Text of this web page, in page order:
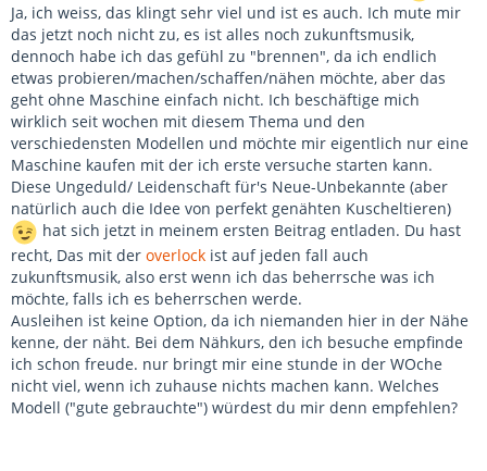
Ja, ich weiss, das klingt sehr viel und ist es auch. Ich mute mir
das jetzt noch nicht zu, es ist alles noch zukunftsmusik,
dennoch habe ich das gefühl zu "brennen", da ich endlich
etwas probieren/machen/schaffen/nähen möchte, aber das
geht ohne Maschine einfach nicht. Ich beschäftige mich
wirklich seit wochen mit diesem Thema und den
verschiedensten Modellen und möchte mir eigentlich nur eine
Maschine kaufen mit der ich erste versuche starten kann.
Diese Ungeduld/ Leidenschaft für's Neue-Unbekannte (aber
natürlich auch die Idee von perfekt genähten Kuscheltieren)
hat sich jetzt in meinem ersten Beitrag entladen. Du hast
recht, Das mit der overlock ist auf jeden fall auch
zukunftsmusik, also erst wenn ich das beherrsche was ich
möchte, falls ich es beherrschen werde.
Ausleihen ist keine Option, da ich niemanden hier in der Nähe
kenne, der näht. Bei dem Nähkurs, den ich besuche empfinde
ich schon freude. nur bringt mir eine stunde in der WOche
nicht viel, wenn ich zuhause nichts machen kann. Welches
Modell ("gute gebrauchte") würdest du mir denn empfehlen?